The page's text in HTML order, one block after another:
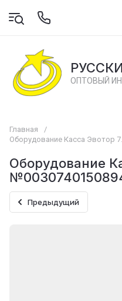
ОПТОВЫЙ
Главная
/
Оборудование Касса Эвотор
Оборудование
Предыдущий